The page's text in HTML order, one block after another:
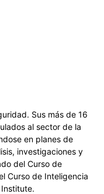
Sus más de 16
al sector de la
en planes de
investigaciones y
del Curso de
Curso de Inteligencia